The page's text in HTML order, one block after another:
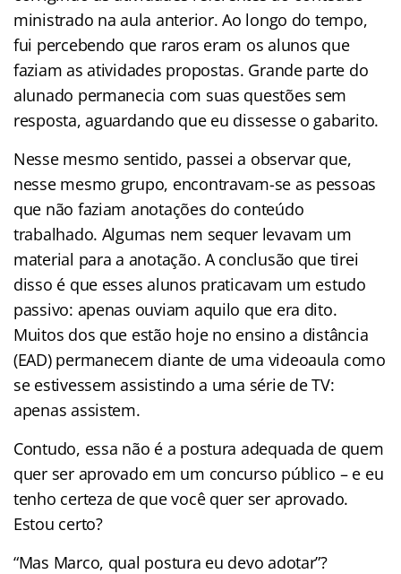
ministrado na aula anterior. Ao longo do tempo,
fui percebendo que raros eram os alunos que
faziam as atividades propostas. Grande parte do
alunado permanecia com suas questões sem
resposta, aguardando que eu dissesse o gabarito.
Nesse mesmo sentido, passei a observar que,
nesse mesmo grupo, encontravam-se as pessoas
que não faziam anotações do conteúdo
trabalhado. Algumas nem sequer levavam um
material para a anotação. A conclusão que tirei
disso é que esses alunos praticavam um estudo
passivo: apenas ouviam aquilo que era dito.
Muitos dos que estão hoje no ensino a distância
(EAD) permanecem diante de uma videoaula como
se estivessem assistindo a uma série de TV:
apenas assistem.
Contudo, essa não é a postura adequada de quem
quer ser aprovado em um concurso público – e eu
tenho certeza de que você quer ser aprovado.
Estou certo?
“Mas Marco, qual postura eu devo adotar”?